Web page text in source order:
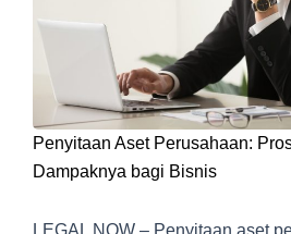
Penyitaan Aset Perusahaan:
Dampaknya bagi Bisnis
LEGAL NOW – Penyitaan aset